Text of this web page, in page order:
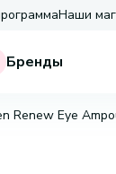
Наши
Бренды
Renew Eye